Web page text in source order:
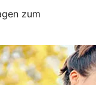
zum